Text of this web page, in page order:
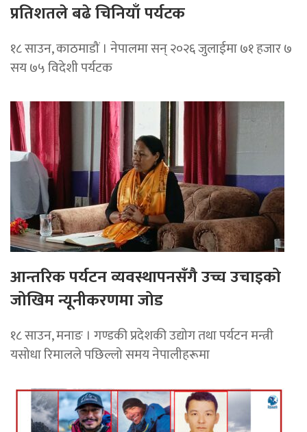
प्रतिशतले बढे चिनियाँ पर्यटक
१८ साउन, काठमाडौं । नेपालमा सन् २०२६ जुलाईमा ७१ हजार ७
सय ७५ विदेशी पर्यटक
आन्तरिक पर्यटन व्यवस्थापनसँगै उच्च उचाइको
जोखिम न्यूनीकरणमा जोड
१८ साउन, ​मनाङ । गण्डकी प्रदेशकी उद्योग तथा पर्यटन मन्त्री
यसोधा रिमालले पछिल्लो समय नेपालीहरूमा